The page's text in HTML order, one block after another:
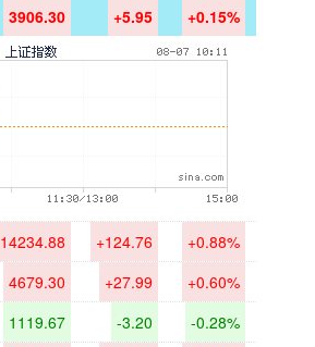
3906.30 +5.95 +0.15%
14234.88 +124.76 +0.88%
4679.30 +27.99 +0.60%
1119.67 -3.20 -0.28%